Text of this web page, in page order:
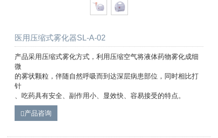
医用压缩式雾化器SL-A-02
产品采用压缩式雾化方式，利用压缩空气将液体药物雾化成细
微
的雾状颗粒，伴随自然呼吸而到达深层病患部位，同时相比打
针
、吃药具有安全、副作用小、显效快、容易接受的特点。
产品咨询